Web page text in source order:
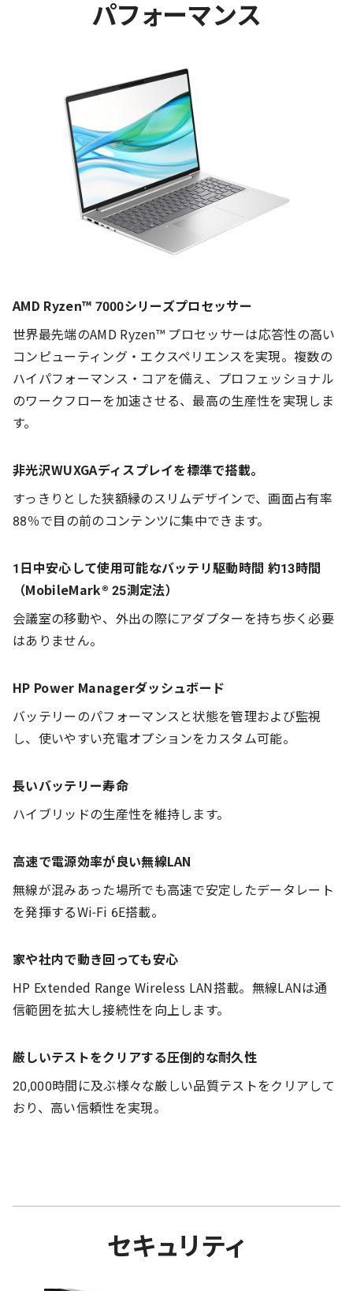
パフォーマンス
AMD Ryzen™ 7000シリーズプロセッサー
世界最先端のAMD Ryzen™ プロセッサーは応答性の高い
コンピューティング・エクスペリエンスを実現。複数の
ハイパフォーマンス・コアを備え、プロフェッショナル
のワークフローを加速させる、最高の生産性を実現しま
す。
非光沢WUXGAディスプレイを標準で搭載。
すっきりとした狭額縁のスリムデザインで、画面占有率
88％で目の前のコンテンツに集中できます。
1日中安心して使用可能なバッテリ駆動時間 約13時間
（MobileMark® 25測定法）
会議室の移動や、外出の際にアダプターを持ち歩く必要
はありません。
HP Power Managerダッシュボード
バッテリーのパフォーマンスと状態を管理および監視
し、使いやすい充電オプションをカスタム可能。
長いバッテリー寿命
ハイブリッドの生産性を維持します。
高速で電源効率が良い無線LAN
無線が混みあった場所でも高速で安定したデータレート
を発揮するWi-Fi 6E搭載。
家や社内で動き回っても安心
HP Extended Range Wireless LAN搭載。無線LANは通
信範囲を拡大し接続性を向上します。
厳しいテストをクリアする圧倒的な耐久性
20,000時間に及ぶ様々な厳しい品質テストをクリアして
おり、高い信頼性を実現。
セキュリティ